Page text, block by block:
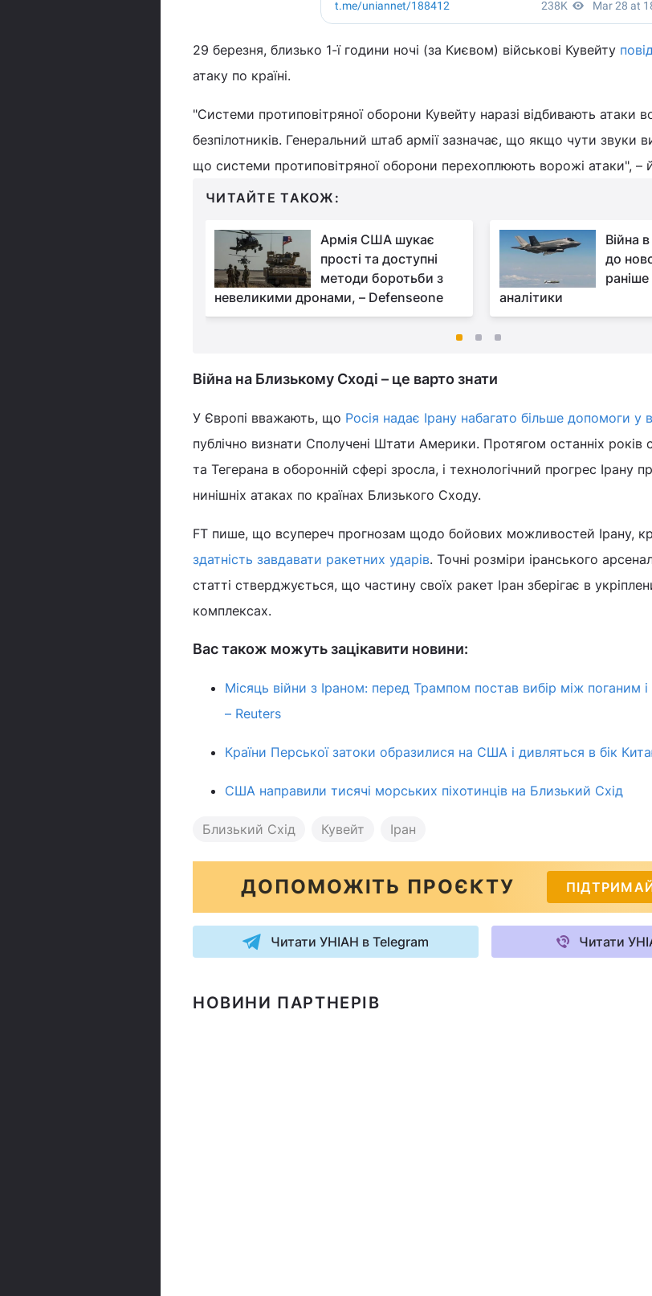
29 березня, близько 1-ї години ночі (за Києвом) військові Кувейту
атаку по країні.
"Системи протиповітряної оборони Кувейту наразі відбивають атаки
безпілотників. Генеральний штаб армії зазначає, що якщо чути звуки
що системи протиповітряної оборони перехоплюють ворожі атаки", –
ЧИТАЙТЕ ТАКОЖ:
Армія США шукає
прості та доступні
методи боротьби з
невеликими дронами, – Defenseone
Війна
до
аналітики
Війна на Близькому Сході – це варто знати
У Європі вважають, що Росія надає Ірану набагато більше допомоги у
публічно визнати Сполучені Штати Америки. Протягом останніх років
та Тегерана в оборонній сфері зросла, і технологічний прогрес Ірану
нинішніх атаках по країнах Близького Сходу.
FT пише, що всупереч прогнозам щодо бойових можливостей Ірану,
здатність завдавати ракетних ударів. Точні розміри іранського
статті стверджується, що частину своїх ракет Іран зберігає в
комплексах.
Вас також можуть зацікавити новини:
Місяць війни з Іраном: перед Трампом постав вибір між поганим
– Reuters
Країни Перської затоки образилися на США і дивляться в бік
США направили тисячі морських піхотинців на Близький Схід
Близький Схід Кувейт Іран
ДОПОМОЖІТЬ ПРОЄКТУ
Читати УНІАН в Telegram Читати
НОВИНИ ПАРТНЕРІВ